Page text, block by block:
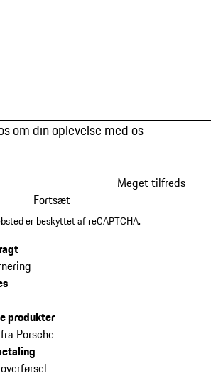
om din oplevelse med os
Meget tilfreds
Fortsæt
er beskyttet af reCAPTCHA.
produkter
Porsche